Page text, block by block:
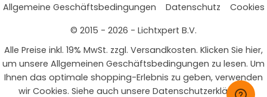
Allgemeine Geschäftsbedingungen Datenschutz
Cookies
© 2015 - 2026 - Lichtxpert B.V.
Alle Preise inkl. 19% MwSt. zzgl. Versandkosten. Klicken Sie hier,
um unsere Allgemeinen Geschäftsbedingungen zu lesen. Um
Ihnen das optimale shopping-Erlebnis zu geben, verwenden
wir Cookies. Siehe auch unsere Datenschutzerklärung.